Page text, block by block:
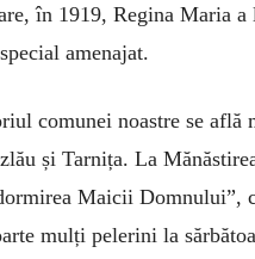
în 1919, Regina Maria
amenajat.
comunei noastre se află
și Tarnița. La
Maicii Domnului”,
mulți pelerini la